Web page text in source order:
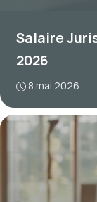
Salaire
2026
8 mai 2026